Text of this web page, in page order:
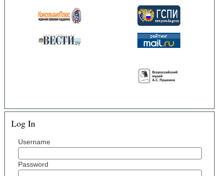
Log In
Username
Password